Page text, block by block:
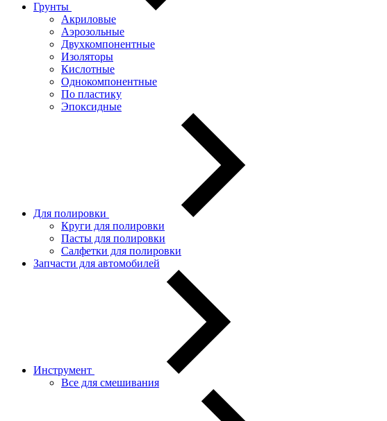
Грунты
Акриловые
Аэрозольные
Двухкомпонентные
Изоляторы
Кислотные
Однокомпонентные
По пластику
Эпоксидные
Для полировки
Круги для полировки
Пасты для полировки
Салфетки для полировки
Запчасти для автомобилей
Инструмент
Все для смешивания